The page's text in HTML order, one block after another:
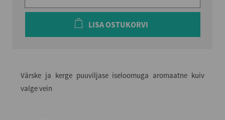
LISA OSTUKORVI
Värske ja kerge puuviljase iseloomuga aromaatne kuiv
valge vein